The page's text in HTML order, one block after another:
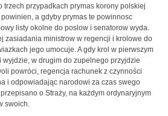
trzech przypadkach prymas korony polskiej
a gdyby prymas te powinnosc
listy okolne do poslow i senatorow wyda.
zasiadania ministrow w regencji i krolowe do
jego umocuje. A gdy krol w pierwszym
w drugim do zupelnego przyjdzie
powróci, regencja rachunek z czynności
i odpowiadając narodowi za czas swego
o Straży, na każdym ordynaryjnym
swoich.